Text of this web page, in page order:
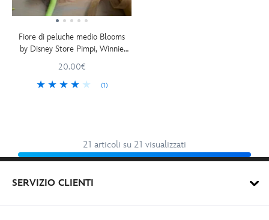
Fiore di peluche medio Blooms
by Disney Store Pimpi, Winnie
20.00€
(1)
21 articoli su 21 visualizzati
SERVIZIO CLIENTI